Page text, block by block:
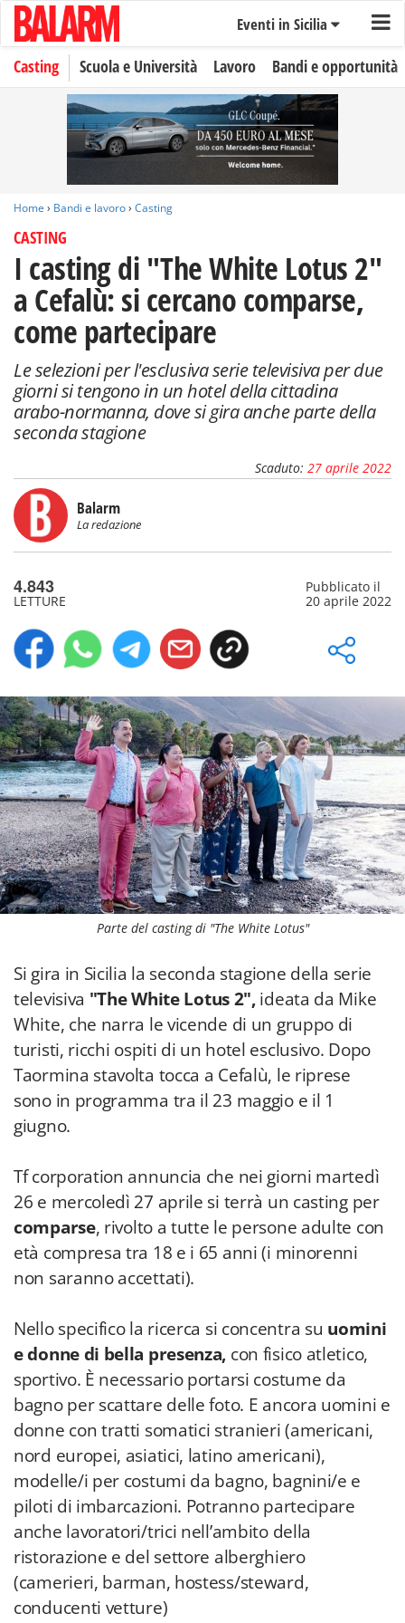
Eventi in Sicilia
Casting Scuola e Università Lavoro Bandi e opportunità
Home › Bandi e lavoro› Casting
CASTING
I casting di "The White Lotus 2"
a Cefalù: si cercano comparse,
come partecipare
Le selezioni per l'esclusiva serie televisiva per due
giorni si tengono in un hotel della cittadina
arabo-normanna, dove si gira anche parte della
seconda stagione
Scaduto: 27 aprile 2022
Balarm
La redazione
4.843
LETTURE
Pubblicato il
20 aprile 2022
Parte del casting di "The White Lotus"
Si gira in Sicilia la seconda stagione della serie
televisiva "The White Lotus 2",ideata da Mike
White, che narra le vicende di un gruppo di
turisti, ricchi ospiti di un hotel esclusivo. Dopo
Taormina stavolta tocca a Cefalù, le riprese
sono in programma tra il 23 maggio e il 1
giugno.
Tf corporation annuncia che nei giorni martedì
26 e mercoledì 27 aprile si terrà un casting per
comparse, rivolto a tutte le persone adulte con
età compresa tra 18 e i 65 anni (i minorenni
non saranno accettati).
Nello specifico la ricerca si concentra su uomini
e donne di bella presenza, con fisico atletico,
sportivo. È necessario portarsi costume da
bagno per scattare delle foto. E ancora uomini e
donne con tratti somatici stranieri (americani,
nord europei, asiatici, latino americani),
modelle/i per costumi da bagno, bagnini/e e
piloti di imbarcazioni. Potranno partecipare
anche lavoratori/trici nell’ambito della
ristorazione e del settore alberghiero
(camerieri, barman, hostess/steward,
conducenti vetture)